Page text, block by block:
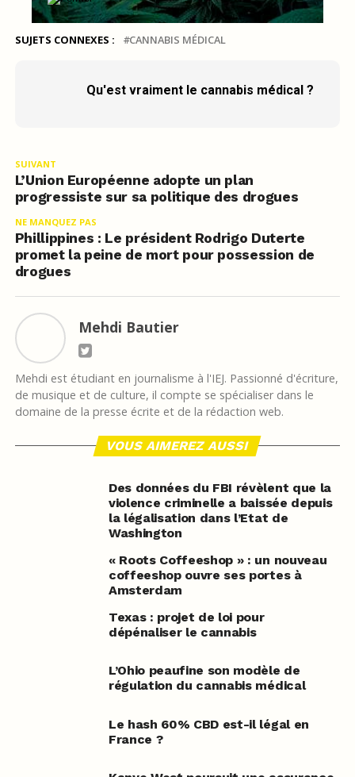
SUJETS CONNEXES : CANNABIS MÉDICAL
Qu'est vraiment le cannabis médical ?
SUIVANT
L’Union Européenne adopte un plan
progressiste sur sa politique des drogues
NE MANQUEZ PAS
Phillippines : Le président Rodrigo Duterte
promet la peine de mort pour possession de
drogues
Mehdi Bautier
Mehdi est étudiant en journalisme à l'IEJ. Passionné d'écriture,
de musique et de culture, il compte se spécialiser dans le
domaine de la presse écrite et de la rédaction web.
VOUS AIMEREZ AUSSI
Des données du FBI révèlent que la
violence criminelle a baissée depuis
la légalisation dans l’Etat de
Washington
« Roots Coffeeshop » : un nouveau
coffeeshop ouvre ses portes à
Amsterdam
Texas : projet de loi pour
dépénaliser le cannabis
L’Ohio peaufine son modèle de
régulation du cannabis médical
Le hash 60% CBD est-il légal en
France ?